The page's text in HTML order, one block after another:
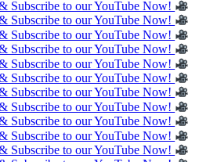
Subscribe to our YouTube Now!
Subscribe to our YouTube Now!
Subscribe to our YouTube Now!
Subscribe to our YouTube Now!
Subscribe to our YouTube Now!
Subscribe to our YouTube Now!
Subscribe to our YouTube Now!
Subscribe to our YouTube Now!
Subscribe to our YouTube Now!
Subscribe to our YouTube Now!
Subscribe to our YouTube Now!